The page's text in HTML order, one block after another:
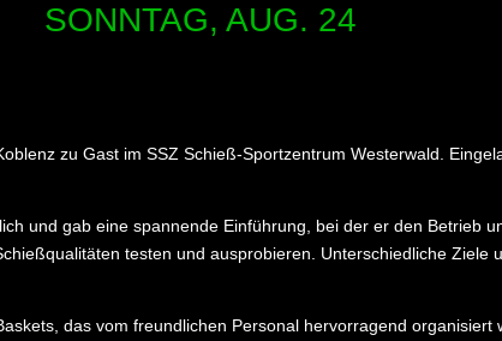
SONNTAG, AUG. 24
zu Gast im SSZ Schieß-Sportzentrum Westerwald.
und gab eine spannende Einführung, bei der er den Betrieb
testen und ausprobieren. Unterschiedliche Ziele
das vom freundlichen Personal hervorragend organisiert